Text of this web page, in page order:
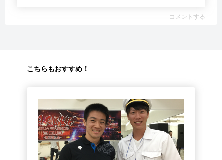
コメントする
こちらもおすすめ！